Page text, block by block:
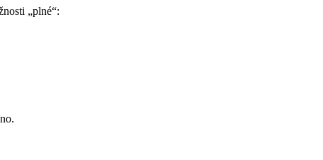
„plné“: